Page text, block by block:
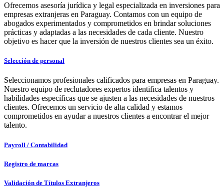
Ofrecemos asesoría jurídica y legal especializada en inversiones para
empresas extranjeras en Paraguay. Contamos con un equipo de
abogados experimentados y comprometidos en brindar soluciones
prácticas y adaptadas a las necesidades de cada cliente. Nuestro
objetivo es hacer que la inversión de nuestros clientes sea un éxito.
Selección de personal
Seleccionamos profesionales calificados para empresas en Paraguay.
Nuestro equipo de reclutadores expertos identifica talentos y
habilidades específicas que se ajusten a las necesidades de nuestros
clientes. Ofrecemos un servicio de alta calidad y estamos
comprometidos en ayudar a nuestros clientes a encontrar el mejor
talento.
Payroll / Contabilidad
Registro de marcas
Validación de Títulos Extranjeros